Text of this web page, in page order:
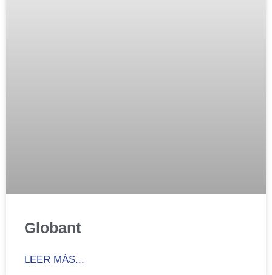
Globant
LEER MÁS...